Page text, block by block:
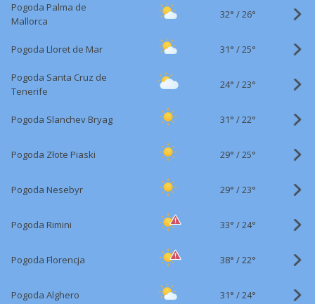
Pogoda Palma de
Mallorca
32° /26°
Pogoda Lloret de Mar 31° /25°
Pogoda Santa Cruz de
Tenerife
24° /23°
Pogoda Slanchev Bryag 31° /22°
Pogoda Złote Piaski 29° /25°
Pogoda Nesebyr 29° /23°
Pogoda Rimini 33° /24°
Pogoda Florencja 38° /22°
Pogoda Alghero 31° /24°